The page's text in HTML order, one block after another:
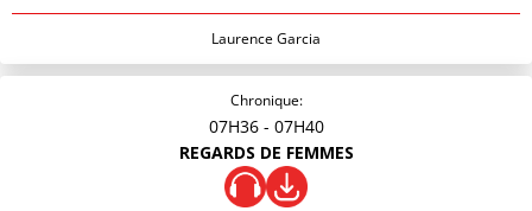
Laurence Garcia
Chronique:
07H36 - 07H40
REGARDS DE FEMMES